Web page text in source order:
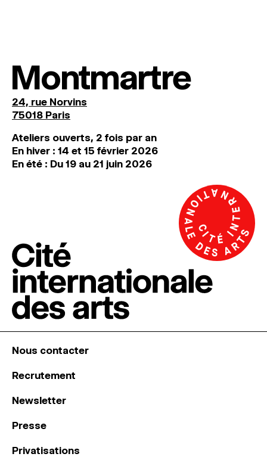
Montmartre
24, rue Norvins
75018 Paris
Ateliers ouverts, 2 fois par an
En hiver : 14 et 15 février 2026
En été : Du 19 au 21 juin 2026
Nous contacter
Recrutement
Newsletter
Presse
Privatisations